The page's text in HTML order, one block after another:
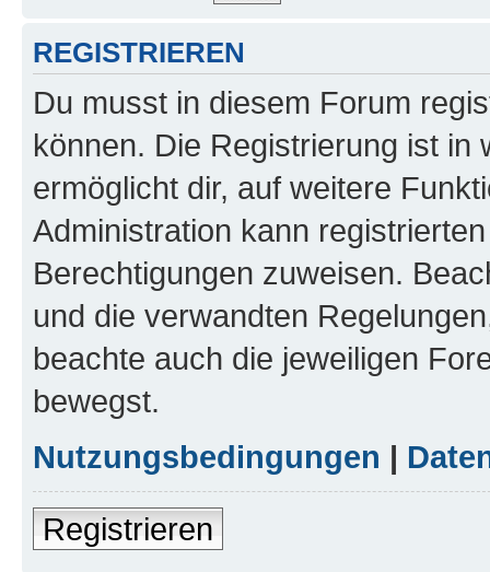
REGISTRIEREN
Du musst in diesem Forum
können. Die Registrierung ist in
ermöglicht dir, auf weitere
Administration kann
Berechtigungen zuweisen.
und die verwandten
beachte auch die jeweiligen
bewegst.
Nutzungsbedingungen |
Registrieren